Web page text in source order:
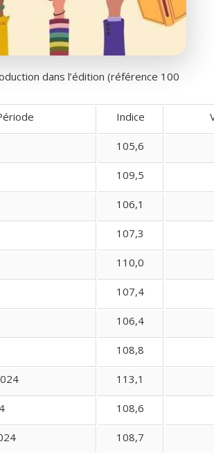
dans l’édition (référence 100
Indice
105,6
109,5
106,1
107,3
110,0
107,4
106,4
108,8
113,1
108,6
108,7